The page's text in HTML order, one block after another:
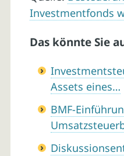
Investmentfonds
Das könnte Sie
Assets eines…
BMF-